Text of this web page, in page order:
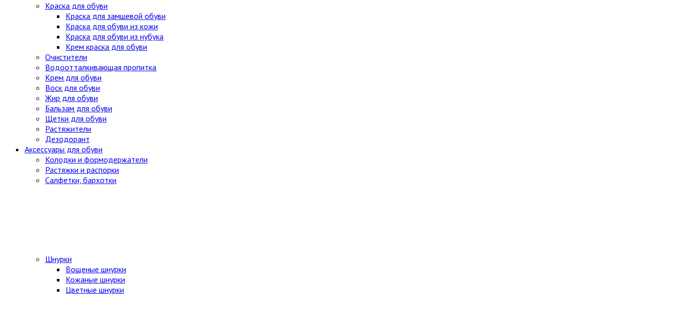
Краска для обуви
Краска для замшевой обуви
Краска для обуви из кожи
Краска для обуви из нубука
Крем краска для обуви
Очистители
Водоотталкивающая пропитка
Крем для обуви
Воск для обуви
Жир для обуви
Бальзам для обуви
Щетки для обуви
Растяжители
Дезодорант
Аксессуары для обуви
Колодки и формодержатели
Растяжки и распорки
Салфетки, бархотки
Шнурки
Вощеные шнурки
Кожаные шнурки
Цветные шнурки